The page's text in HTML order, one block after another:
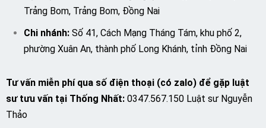
Trảng Bom, Trảng Bom, Đồng Nai
Chi nhánh: Số 41, Cách Mạng Tháng Tám, khu phố 2,
phường Xuân An, thành phố Long Khánh, tỉnh Đồng Nai
Tư vấn miễn phí qua số điện thoại (có zalo) để gặp luật
sư tưu vấn tại Thống Nhất: 0347.567.150 Luật sư Nguyễn
Thảo